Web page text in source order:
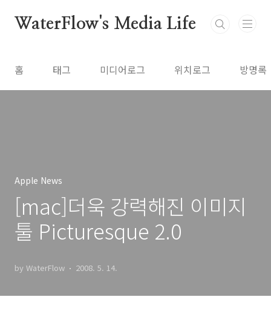
WaterFlow's Media Life
홈 태그 미디어로그 위치로그 방명록
Apple News
[mac]더욱 강력해진 이미지
툴 Picturesque 2.0
by WaterFlow 2008. 5. 14.